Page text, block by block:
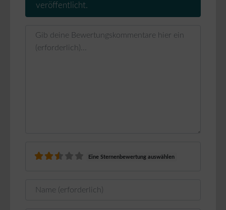
veröffentlicht.
Eine Sternenbewertung auswählen